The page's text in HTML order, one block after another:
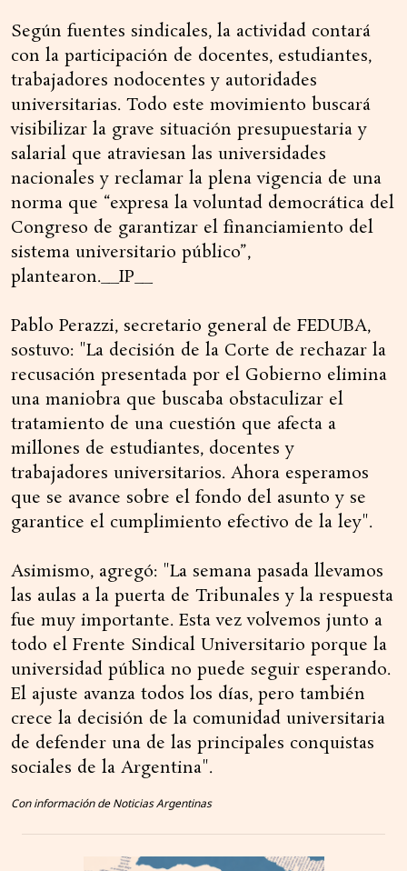
Según fuentes sindicales, la actividad contará
con la participación de docentes, estudiantes,
trabajadores nodocentes y autoridades
universitarias. Todo este movimiento buscará
visibilizar la grave situación presupuestaria y
salarial que atraviesan las universidades
nacionales y reclamar la plena vigencia de una
norma que “expresa la voluntad democrática del
Congreso de garantizar el financiamiento del
sistema universitario público”,
plantearon.__IP__
Pablo Perazzi, secretario general de FEDUBA,
sostuvo: "La decisión de la Corte de rechazar la
recusación presentada por el Gobierno elimina
una maniobra que buscaba obstaculizar el
tratamiento de una cuestión que afecta a
millones de estudiantes, docentes y
trabajadores universitarios. Ahora esperamos
que se avance sobre el fondo del asunto y se
garantice el cumplimiento efectivo de la ley".
Asimismo, agregó: "La semana pasada llevamos
las aulas a la puerta de Tribunales y la respuesta
fue muy importante. Esta vez volvemos junto a
todo el Frente Sindical Universitario porque la
universidad pública no puede seguir esperando.
El ajuste avanza todos los días, pero también
crece la decisión de la comunidad universitaria
de defender una de las principales conquistas
sociales de la Argentina".
Con información de Noticias Argentinas